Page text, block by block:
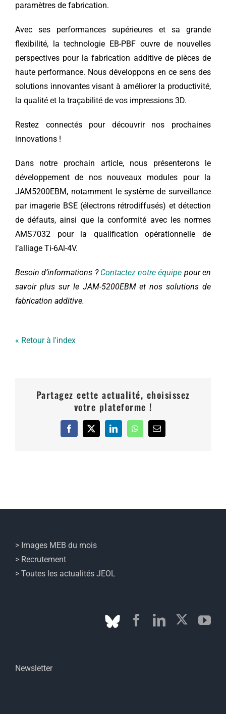
paramètres de fabrication.
Avec ses performances supérieures et sa grande
flexibilité, la technologie EB-PBF ouvre de nouvelles
perspectives pour la fabrication additive de pièces de
haute performance. Nous développons en ce sens des
solutions innovantes visant à améliorer la productivité,
la qualité et la traçabilité de vos impressions 3D.
Restez connectés pour découvrir nos prochaines
innovations !
Dans notre prochain article, nous présenterons le
développement de nos nouveaux modules pour la
JAM5200EBM, notamment le système de surveillance
par imagerie BSE (électrons rétrodiffusés) et détection
de défauts, ainsi que la conformité avec les normes
AMS7032 pour la qualification opérationnelle de
l’alliage Ti-6Al-4V.
Besoin d’informations ? Contactez notre équipe pour en
savoir plus sur le JAM-5200EBM et nos solutions de
fabrication additive.
« Retour à l'index
Partagez cette actualité, choisissez
votre plateforme !
Facebook
X LinkedInWhatsApp
Email
> Images MEB du mois
> Recrutement
> Toutes les actualités JEOL
Newsletter